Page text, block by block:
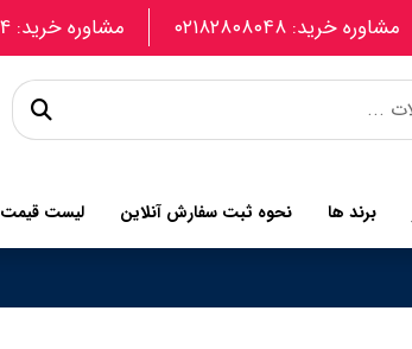
مشاوره خرید: 09907740664 مشاوره خرید: ۰۲۱۸۲۸۰۸۰۴۸
برند ها نحوه ثبت سفارش آنلاین لیست قیمت